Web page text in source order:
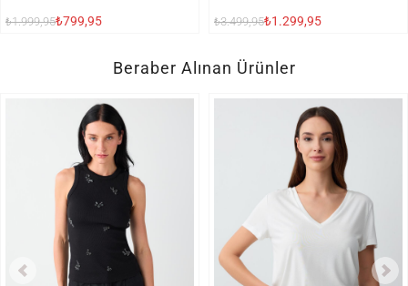
₺1.999,95₺799,95 ₺3.499,95₺1.299,95
Beraber Alınan Ürünler